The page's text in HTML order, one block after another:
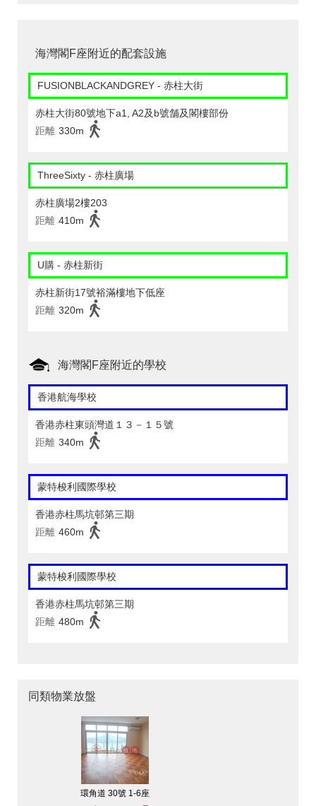
海灣閣F座附近的配套設施
FUSIONBLACKANDGREY - 赤柱大街
赤柱大街80號地下a1, A2及b號舗及閣樓部份
距離 330m
ThreeSixty - 赤柱廣場
赤柱廣場2樓203
距離 410m
U購 - 赤柱新街
赤柱新街17號裕滿樓地下低座
距離 320m
海灣閣F座附近的學校
香港航海學校
香港赤柱東頭灣道１３－１５號
距離 340m
蒙特梭利國際學校
香港赤柱馬坑邨第三期
距離 460m
蒙特梭利國際學校
香港赤柱馬坑邨第三期
距離 480m
同類物業放盤
環角道 30號 1-6座